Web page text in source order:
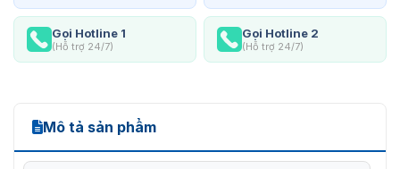
Gọi Hotline 1
(Hỗ trợ 24/7)
Gọi Hotline 2
(Hỗ trợ 24/7)
Mô tả sản phẩm